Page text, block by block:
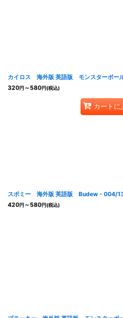
カイロス 海外版 英語版 モンスターボ
320円～580円(税込)
カートに
スボミー 海外版 英語版 Budew - 004/
420円～580円(税込)